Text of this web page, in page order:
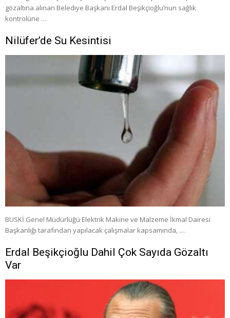
gözaltına alınan Belediye Başkanı Erdal Beşikçioğlu’nun sağlık
kontrolüne …
Nilüfer’de Su Kesintisi
BUSKİ Genel Müdürlüğü Elektrik Makine ve Malzeme İkmal Dairesi
Başkanlığı tarafından yapılacak çalışmalar kapsamında, …
Erdal Beşikçioğlu Dahil Çok Sayıda Gözaltı
Var